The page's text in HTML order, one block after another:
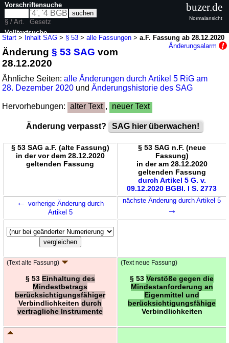
Start > Inhalt SAG > § 53 >alle Fassungen >a.F. Fassung ab 28.12.2020
Änderungsalarm
Änderung§ 53 SAG vom
28.12.2020
Ähnliche Seiten:alle Änderungen durch Artikel 5 RiG am
28. Dezember 2020 undÄnderungshistorie des SAG
Hervorhebungen: alter Text , neuer Text
Änderung verpasst? SAG hier überwachen!
§ 53 SAG a.F. (alte Fassung)
in der vor dem 28.12.2020
geltenden Fassung
§ 53 SAG n.F. (neue
Fassung)
in der am 28.12.2020
geltenden Fassung
durch Artikel 5 G. v.
09.12.2020 BGBl. I S. 2773
← vorherige Änderung durch
Artikel 5
nächste Änderung durch Artikel 5
→
(Text alte Fassung)
§ 53 Einhaltung des
Mindestbetrags
berücksichtigungsfähiger
Verbindlichkeiten durch
vertragliche Instrumente
(Text neue Fassung)
§ 53 Verstöße gegen die
Mindestanforderung an
Eigenmittel und
berücksichtigungsfähige
Verbindlichkeiten
Vorschriftensuche
§ / Art.
Gesetz
Volltextsuche
nur in SAG
buzer.de
Normalansicht